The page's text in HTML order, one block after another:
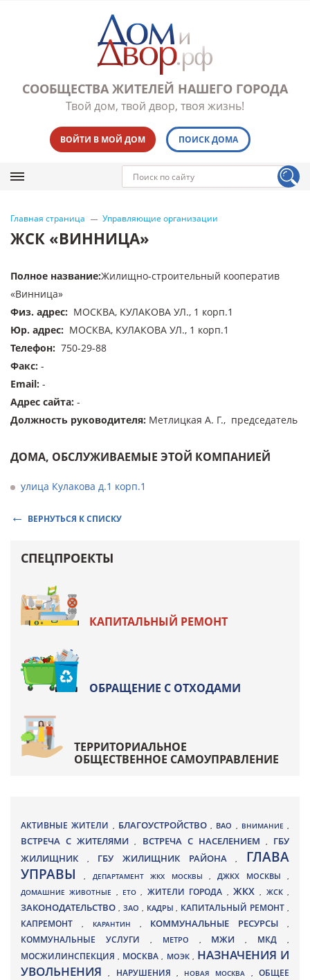
СООБЩЕСТВА ЖИТЕЛЕЙ НАШЕГО ГОРОДА
Твой дом, твой двор, твоя жизнь!
ВОЙТИ В МОЙ ДОМ ПОИСК ДОМА
Главная страница Управляющие организации
ЖСК «ВИННИЦА»
Полное название:Жилищно-строительный кооператив
«Винница»
Физ. адрес: МОСКВА, КУЛАКОВА УЛ., 1 корп.1
Юр. адрес: МОСКВА, КУЛАКОВА УЛ., 1 корп.1
Телефон: 750-29-88
Факс: -
Email: -
Адрес сайта: -
Должность руководителя: Метлицкая А. Г., председатель
ДОМА, ОБСЛУЖИВАЕМЫЕ ЭТОЙ КОМПАНИЕЙ
улица Кулакова д.1 корп.1
ВЕРНУТЬСЯ К СПИСКУ
СПЕЦПРОЕКТЫ
КАПИТАЛЬНЫЙ РЕМОНТ
ОБРАЩЕНИЕ С ОТХОДАМИ
ТЕРРИТОРИАЛЬНОЕ
ОБЩЕСТВЕННОЕ САМОУПРАВЛЕНИЕ
АКТИВНЫЕ ЖИТЕЛИ , БЛАГОУСТРОЙСТВО , ВАО , ВНИМАНИЕ ,
ВСТРЕЧА С ЖИТЕЛЯМИ, ВСТРЕЧА С НАСЕЛЕНИЕМ , ГБУ
ЖИЛИЩНИК
, ГБУ ЖИЛИЩНИК РАЙОНА, ГЛАВА
УПРАВЫ, ДЕПАРТАМЕНТ ЖКХ МОСКВЫ ,ДЖКХ МОСКВЫ ,
ДОМАШНИЕ ЖИВОТНЫЕ , ЕТО, ЖИТЕЛИ ГОРОДА , ЖКХ, ЖСК,
ЗАКОНОДАТЕЛЬСТВО , ЗАО , КАДРЫ, КАПИТАЛЬНЫЙ РЕМОНТ ,
КАПРЕМОНТ , КАРАНТИН , КОММУНАЛЬНЫЕ РЕСУРСЫ,
КОММУНАЛЬНЫЕ УСЛУГИ , МЕТРО , МЖИ, МКД ,
МОСЖИЛИНСПЕКЦИЯ, МОСКВА , МОЭК , НАЗНАЧЕНИЯ И
УВОЛЬНЕНИЯ, НАРУШЕНИЯ , НОВАЯ МОСКВА ,ОБЩЕЕ